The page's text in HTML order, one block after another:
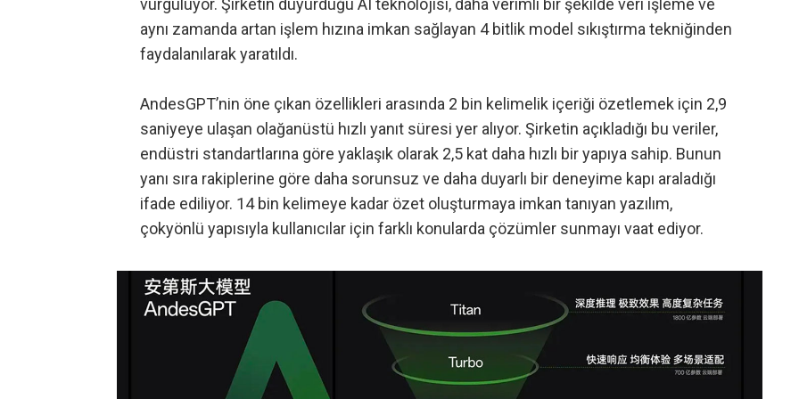
vurguluyor. Şirketin duyurduğu AI teknolojisi, daha verimli bir şekilde veri işleme ve
aynı zamanda artan işlem hızına imkan sağlayan 4 bitlik model sıkıştırma tekniğinden
faydalanılarak yaratıldı.
AndesGPT’nin öne çıkan özellikleri arasında 2 bin kelimelik içeriği özetlemek için 2,9
saniyeye ulaşan olağanüstü hızlı yanıt süresi yer alıyor. Şirketin açıkladığı bu veriler,
endüstri standartlarına göre yaklaşık olarak 2,5 kat daha hızlı bir yapıya sahip. Bunun
yanı sıra rakiplerine göre daha sorunsuz ve daha duyarlı bir deneyime kapı araladığı
ifade ediliyor. 14 bin kelimeye kadar özet oluşturmaya imkan tanıyan yazılım,
çokyönlü yapısıyla kullanıcılar için farklı konularda çözümler sunmayı vaat ediyor.